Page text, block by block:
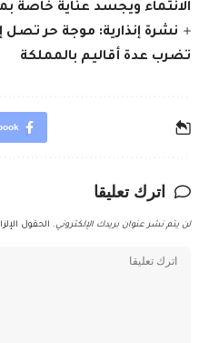
الانتماء ويجسد عناية خاصة
تضرب عدة أقاليم بالمملكة
اترك تعليقا
لن يتم نشر عنوان بريدك الإلكتروني. الحقول